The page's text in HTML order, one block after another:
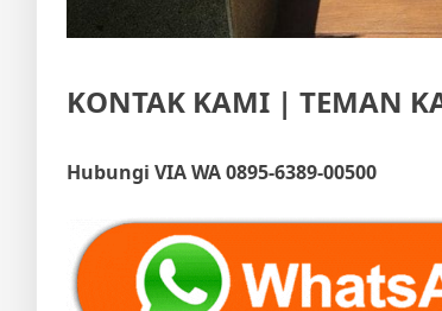
KONTAK KAMI | TEMAN
Hubungi VIA WA 0895-6389-00500